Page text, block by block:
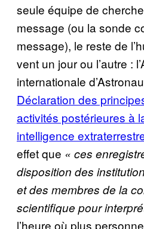
seule équipe de
message (ou la sonde
message), le reste de
vent un jour ou l’autre :
internationale
Déclaration des
activités postérieures à
intelligence
effet que « ces
disposition des
et des membres de la
scientifique pour
l’heure où plus